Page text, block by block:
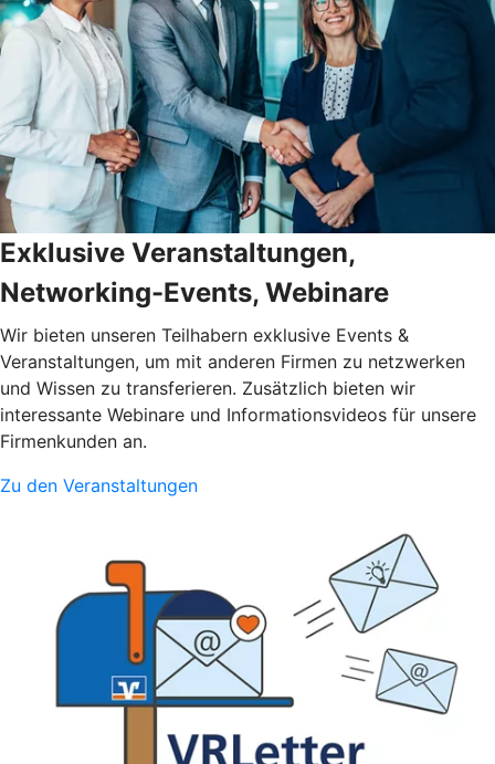
Exklusive Veranstaltungen,
Networking-Events, Webinare
Wir bieten unseren Teilhabern exklusive Events &
Veranstaltungen, um mit anderen Firmen zu netzwerken
und Wissen zu transferieren. Zusätzlich bieten wir
interessante Webinare und Informationsvideos für unsere
Firmenkunden an.
Zu den Veranstaltungen